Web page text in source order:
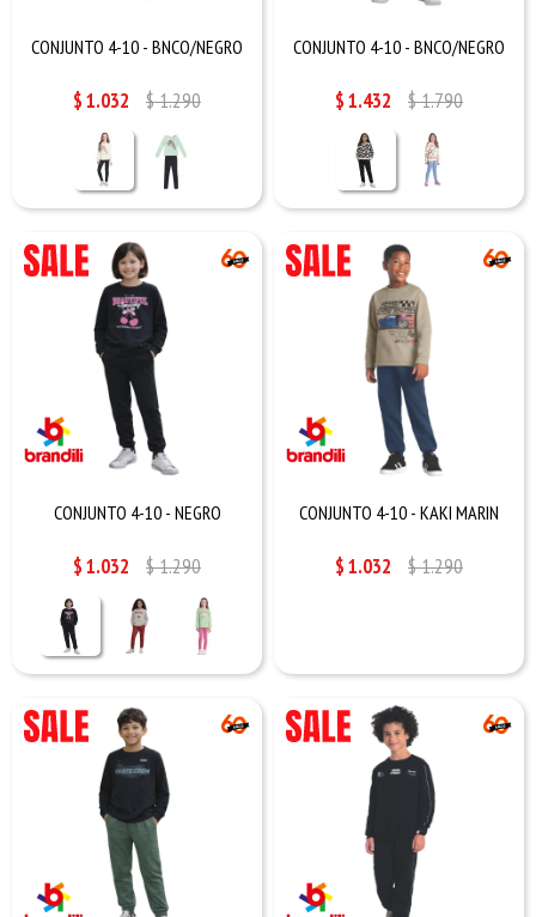
CONJUNTO 4-10 - BNCO/NEGRO
$1.032 $1.290
CONJUNTO 4-10 - BNCO/NEGRO
$1.432 $1.790
CONJUNTO 4-10 - NEGRO
$1.032 $1.290
CONJUNTO 4-10 - KAKI MARIN
$1.032 $1.290